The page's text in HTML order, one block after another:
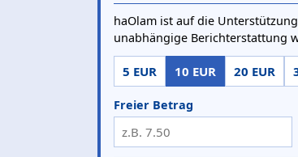
haOlam ist auf die
unabhängige Berichterstattung
5 EUR 10 EUR 20 EUR
Freier Betrag